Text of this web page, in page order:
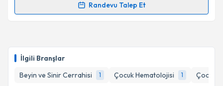
İlgili Branşlar
Beyin ve Sinir Cerrahisi
1 Çocuk Hematolojisi 1 Çocuk
Takvim Talebini Gönder
Randevu Talep Et
Randevu Takvimi Talebi
almanız için bir takvim hazırlandığında e-posta ile
bilgilendireceğiz.